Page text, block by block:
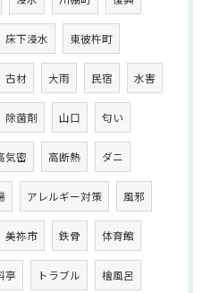
床下浸水 東彼杵町
古材 大雨 民宿 水害
除菌剤 山口 匂い
気密 高断熱 ダニ
アレルギー対策 風邪
美祢市 鉄骨 体育館
亭 トラブル 檜風呂